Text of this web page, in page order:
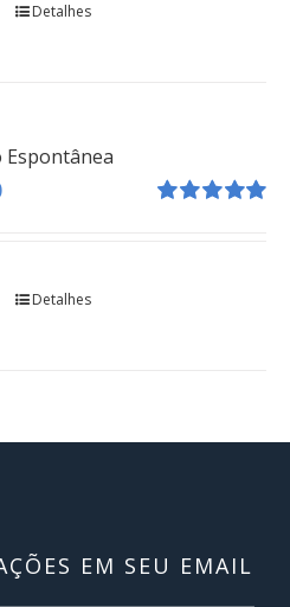
Detalhes
Espontânea
Detalhes
EM SEU EMAIL